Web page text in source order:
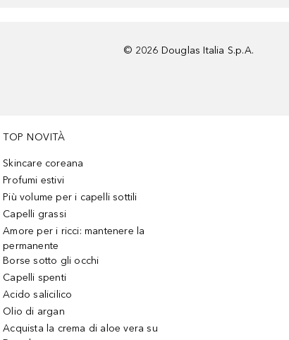
© 2026 Douglas Italia S.p.A.
TOP NOVITÀ
Skincare coreana
Profumi estivi
Più volume per i capelli sottili
Capelli grassi
Amore per i ricci: mantenere la
permanente
Borse sotto gli occhi
Capelli spenti
Acido salicilico
Olio di argan
Acquista la crema di aloe vera su